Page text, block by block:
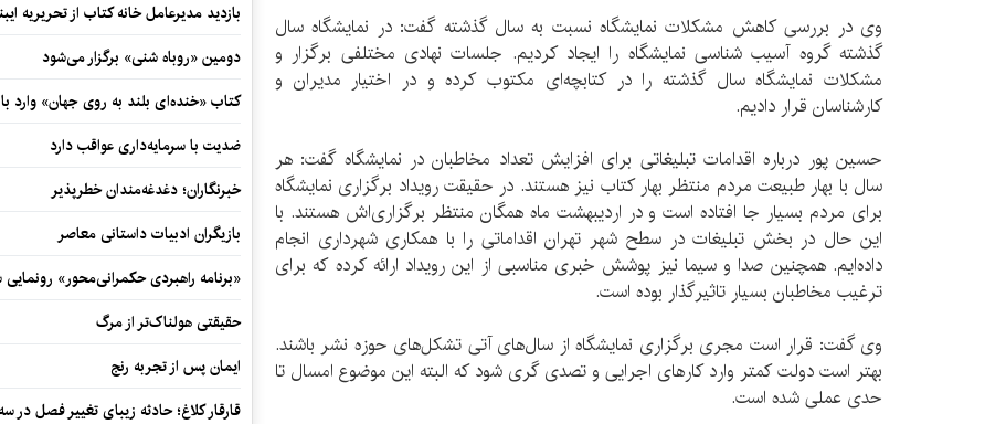
وی در بررسی کاهش مشکلات نمایشگاه نسبت به سال گذشته گفت: در نمایشگاه سال
گذشته گروه آسیب شناسی نمایشگاه را ایجاد کردیم. جلسات نهادی مختلفی برگزار و
مشکلات نمایشگاه سال گذشته را در کتابچه‌ای مکتوب کرده و در اختیار مدیران و
کارشناسان قرار دادیم.
حسین پور درباره اقدامات تبلیغاتی برای افزایش تعداد مخاطبان در نمایشگاه گفت: هر
سال با بهار طبیعت مردم منتظر بهار کتاب نیز هستند. در حقیقت رویداد برگزاری نمایشگاه
برای مردم بسیار جا افتاده است و در اردیبهشت ماه همگان منتظر برگزاری‌اش هستند. با
این حال در بخش تبلیغات در سطح شهر تهران اقداماتی را با همکاری شهرداری انجام
داده‌ایم. همچنین صدا و سیما نیز پوشش خبری مناسبی از این رویداد ارائه کرده که برای
ترغیب مخاطبان بسیار تاثیرگذار بوده است.
وی گفت: قرار است مجری برگزاری نمایشگاه از سال‌های آتی تشکل‌های حوزه نشر باشند.
بهتر است دولت کمتر وارد کارهای اجرایی و تصدی گری شود که البته این موضوع امسال تا
حدی عملی شده است.
بازدید مدیرعامل خانه کتاب از تحریریه
دومین «روباه شنی» برگزار می‌شود
کتاب «خنده‌ای بلند به روی جهان» وارد
ضدیت با سرمایه‌داری عواقب دارد
خبرنگاران؛ دغدغه‌مندان خطرپذیر
بازیگران ادبیات داستانی معاصر
«برنامه راهبردی حکمرانی‌محور»
حقیقتی هولناک‌تر از مرگ
ایمان پس از تجربه رنج
قارقار کلاغ؛ حادثه زیبای تغییر فصل در